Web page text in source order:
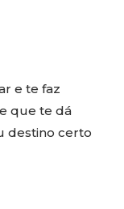
e te faz
que te dá
destino certo